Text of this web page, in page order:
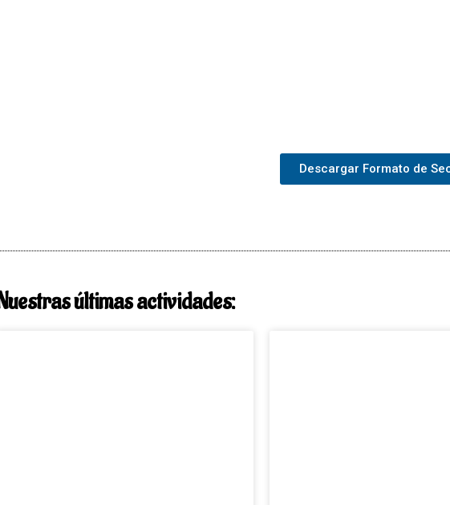
Descargar Formato de
últimas actividades: